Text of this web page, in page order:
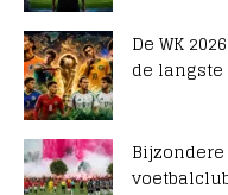
De WK
de